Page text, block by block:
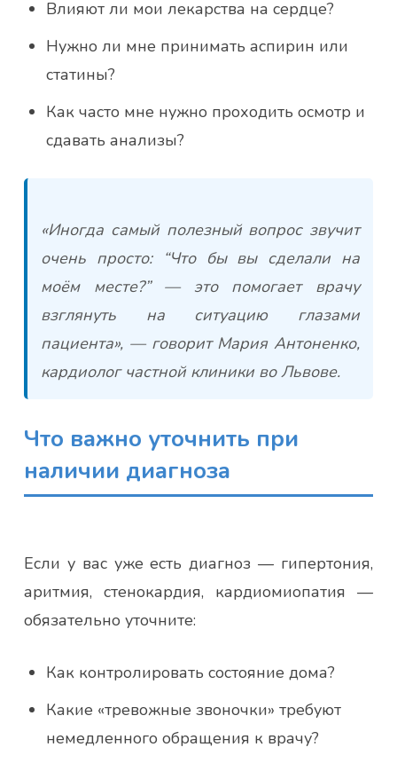
Влияют ли мои лекарства на сердце?
Нужно ли мне принимать аспирин или
статины?
Как часто мне нужно проходить осмотр и
сдавать анализы?
«Иногда самый полезный вопрос звучит
очень просто: “Что бы вы сделали на
моём месте?” — это помогает врачу
взглянуть на ситуацию глазами
пациента», — говорит Мария Антоненко,
кардиолог частной клиники во Львове.
Что важно уточнить при
наличии диагноза
Если у вас уже есть диагноз — гипертония,
аритмия, стенокардия, кардиомиопатия —
обязательно уточните:
Как контролировать состояние дома?
Какие «тревожные звоночки» требуют
немедленного обращения к врачу?